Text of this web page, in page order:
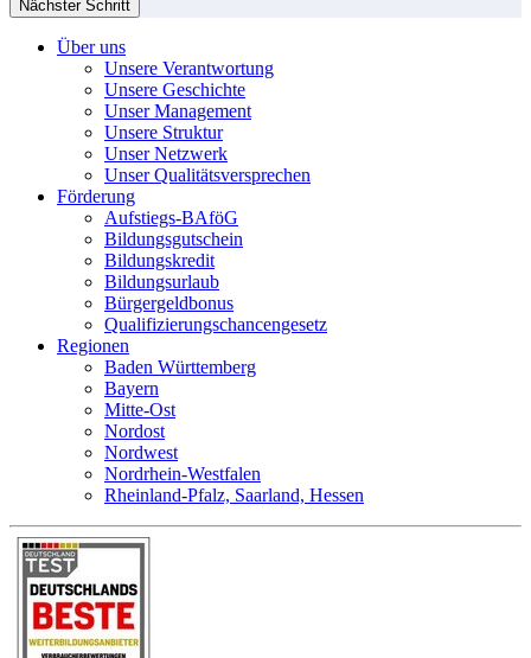
Nächster Schritt
Über uns
Unsere Verantwortung
Unsere Geschichte
Unser Management
Unsere Struktur
Unser Netzwerk
Unser Qualitätsversprechen
Förderung
Aufstiegs-BAföG
Bildungsgutschein
Bildungskredit
Bildungsurlaub
Bürgergeldbonus
Qualifizierungschancengesetz
Regionen
Baden Württemberg
Bayern
Mitte-Ost
Nordost
Nordwest
Nordrhein-Westfalen
Rheinland-Pfalz, Saarland, Hessen